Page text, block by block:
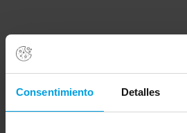
Consentimiento Detalles